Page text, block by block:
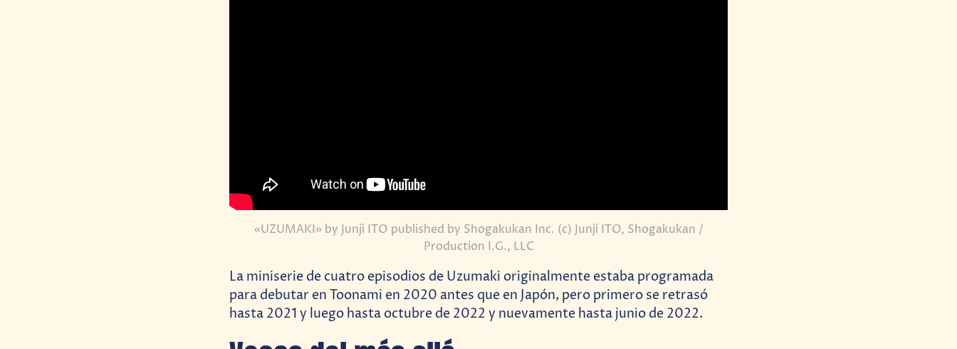
«UZUMAKI» by Junji ITO published by Shogakukan Inc. (c) Junji ITO, Shogakukan /
Production I.G., LLC
La miniserie de cuatro episodios de Uzumaki originalmente estaba programada
para debutar en Toonami en 2020 antes que en Japón, pero primero se retrasó
hasta 2021 y luego hasta octubre de 2022 y nuevamente hasta junio de 2022.